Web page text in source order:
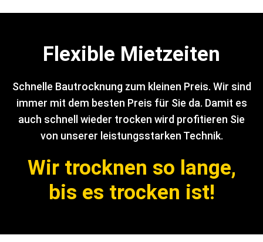
Flexible Mietzeiten
Schnelle Bautrocknung zum kleinen Preis. Wir sind
immer mit dem besten Preis für Sie da. Damit es
auch schnell wieder trocken wird profitieren Sie
von unserer leistungsstarken Technik.
Wir trocknen so lange,
bis es trocken ist!